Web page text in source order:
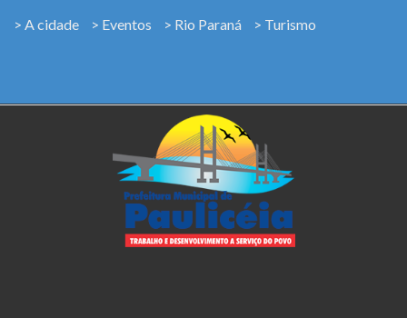
> A cidade > Eventos > Rio Paraná > Turismo